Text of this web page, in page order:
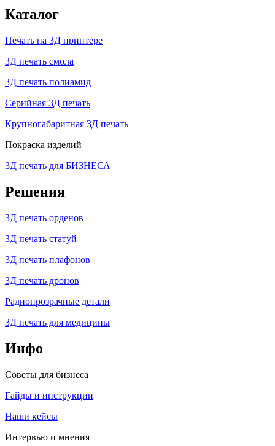
Каталог
Печать на 3Д принтере
3Д печать смола
3Д печать полиамид
Серийная 3Д печать
Крупногабаритная 3Д печать
Покраска изделий
3Д печать для БИЗНЕСА
Решения
3Д печать орденов
3Д печать статуй
3Д печать плафонов
3Д печать дронов
Радиопрозрачные детали
3Д печать для медицины
Инфо
Советы для бизнеса
Гайды и инструкции
Наши кейсы
Интервью и мнения